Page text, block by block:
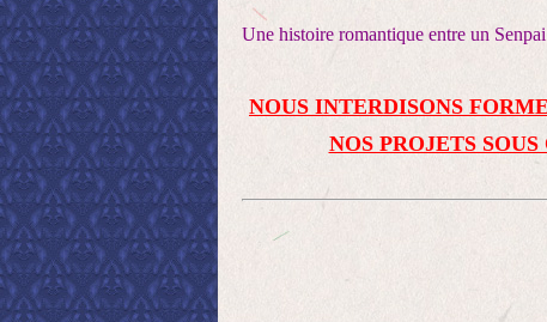
Une histoire romantique entre un
NOUS INTERDISONS
NOS PROJETS